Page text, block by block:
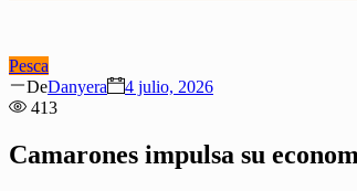
Pesca
DeAuthor
Danyera
Posted
4 julio, 2026
413
Camarones impulsa su